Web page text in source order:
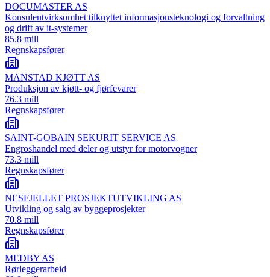
DOCUMASTER AS
Konsulentvirksomhet tilknyttet informasjonsteknologi og forvaltning
og drift av it-systemer
85.8 mill
Regnskapsfører
MANSTAD KJØTT AS
Produksjon av kjøtt- og fjørfevarer
76.3 mill
Regnskapsfører
SAINT-GOBAIN SEKURIT SERVICE AS
Engroshandel med deler og utstyr for motorvogner
73.3 mill
Regnskapsfører
NESFJELLET PROSJEKTUTVIKLING AS
Utvikling og salg av byggeprosjekter
70.8 mill
Regnskapsfører
MEDBY AS
Rørleggerarbeid